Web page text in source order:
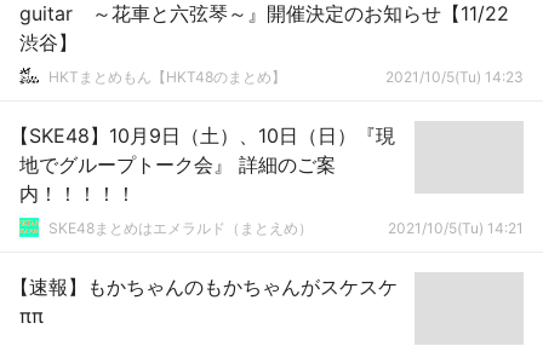
guitar ～花車と六弦琴～』開催決定のお知らせ【11/22
渋谷】
HKTまとめもん【HKT48のまとめ】 2021/10/5(Tu) 14:23
【SKE48】10月9日（土）、10日（日）『現
地でグループトーク会』 詳細のご案
内！！！！！
SKE48まとめはエメラルド（まとえめ） 2021/10/5(Tu) 14:21
【速報】もかちゃんのもかちゃんがスケスケ
ππ